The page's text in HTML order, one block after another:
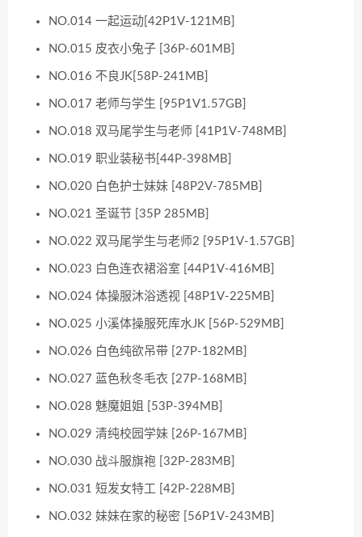
NO.014 一起运动[42P1V-121MB]
NO.015 皮衣小兔子 [36P-601MB]
NO.016 不良JK[58P-241MB]
NO.017 老师与学生 [95P1V1.57GB]
NO.018 双马尾学生与老师 [41P1V-748MB]
NO.019 职业装秘书[44P-398MB]
NO.020 白色护士妹妹 [48P2V-785MB]
NO.021 圣诞节 [35P 285MB]
NO.022 双马尾学生与老师2 [95P1V-1.57GB]
NO.023 白色连衣裙浴室 [44P1V-416MB]
NO.024 体操服沐浴透视 [48P1V-225MB]
NO.025 小溪体操服死库水JK [56P-529MB]
NO.026 白色纯欲吊带 [27P-182MB]
NO.027 蓝色秋冬毛衣 [27P-168MB]
NO.028 魅魔姐姐 [53P-394MB]
NO.029 清纯校园学妹 [26P-167MB]
NO.030 战斗服旗袍 [32P-283MB]
NO.031 短发女特工 [42P-228MB]
NO.032 妹妹在家的秘密 [56P1V-243MB]